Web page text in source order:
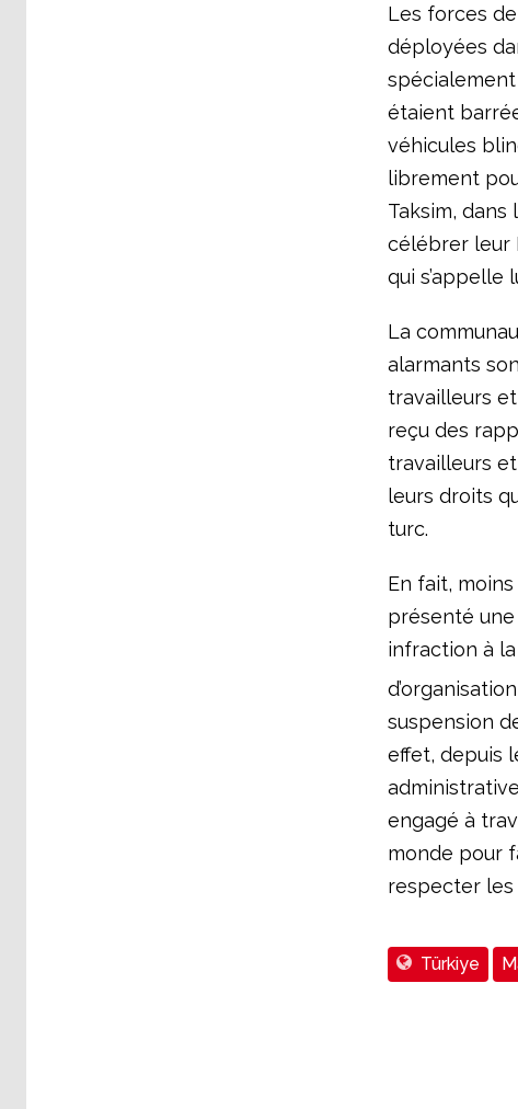
Les forces
déployées
spécialement
étaient
véhicules
librement
Taksim,
célébrer leur
qui s’appelle
La
alarmants
travailleurs
reçu des
travailleurs
leurs droits
turc.
En fait,
présenté une
infraction à
suspension
effet, depuis
engagé à
monde pour
respecter les
Türkiye